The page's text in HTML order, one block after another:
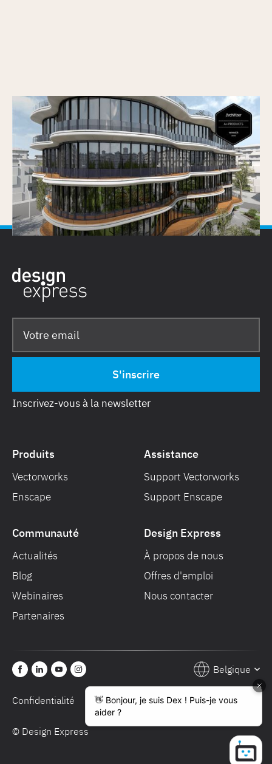
Vectorworks Architecture 2026 remporte
l’Architizer A+Product Popular Choice Award
Publié le30/6/2026
Inscrivez-vous à la newsletter
Produits
Vectorworks
Enscape
Assistance
Support Vectorworks
Support Enscape
Communauté
Actualités
Blog
Webinaires
Partenaires
Design Express
À propos de nous
Offres d'emploi
Nous contacter
© Design Express
Confidentialité Conditions de vente
Belgique